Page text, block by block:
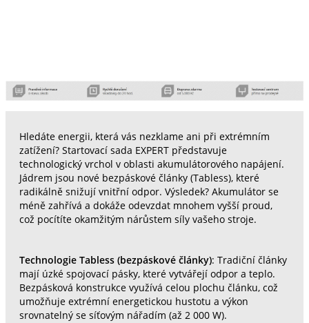
Hledáte energii, která vás nezklame ani při extrémním
zatížení? Startovací sada EXPERT představuje
technologický vrchol v oblasti akumulátorového napájení.
Jádrem jsou nové bezpáskové články (Tabless), které
radikálně snižují vnitřní odpor. Výsledek? Akumulátor se
méně zahřívá a dokáže odevzdat mnohem vyšší proud,
což pocítíte okamžitým nárůstem síly vašeho stroje.
Technologie Tabless (bezpáskové články): Tradiční články
mají úzké spojovací pásky, které vytvářejí odpor a teplo.
Bezpásková konstrukce využívá celou plochu článku, což
umožňuje extrémní energetickou hustotu a výkon
srovnatelný se síťovým nářadím (až 2 000 W).